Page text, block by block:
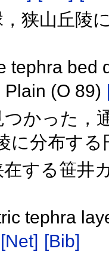
狭山丘陵
tephra bed
Plain (O 89)
かった，
に分布す
する笹井
tephra
[Net] [Bib]